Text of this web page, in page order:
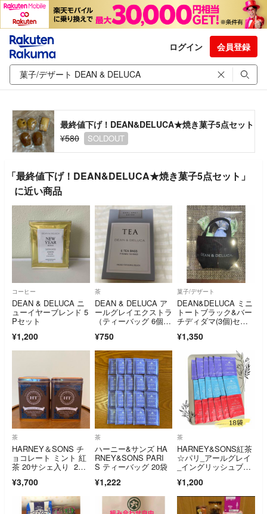
ログイン 会員登録
最終値下げ！DEAN&DELUCA★焼き菓子5点セット
¥580
SOLDOUT
「最終値下げ！DEAN&DELUCA★焼き菓子5点セット」
に近い商品
コーヒー
DEAN & DELUCA ニ
ューイヤーブレンド 5
Pセット
¥1,200
茶
DEAN & DELUCA ア
ールグレイエクストラ
（ティーバッグ 6個
¥750
菓子/デザート
DEAN&DELUCA ミニ
トートブラック&バー
チディダマ(3個)セッ
¥1,350
茶
HARNEY＆SONS チ
ョコレート ミント 紅
茶 20サシェ入り 2缶
¥3,700
茶
ハーニー&サンズ HA
RNEY&SONS PARI
S ティーバッグ 20袋
¥1,222
茶
HARNEY&SONS紅茶
☆パリ_アールグレイ
_イングリッシュブレ
¥1,200